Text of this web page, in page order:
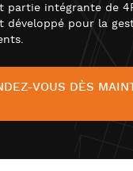
partie intégrante de
développé pour la
VOUS DÈS